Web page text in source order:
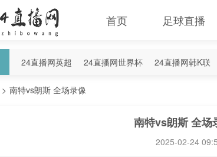
首页 足球直播
24直播网英超 24直播网世界杯 24直播网韩K联
24直播网意甲 24直播网法甲
> 南特vs朗斯 全场录像
南特vs朗斯 全场
2025-02-24